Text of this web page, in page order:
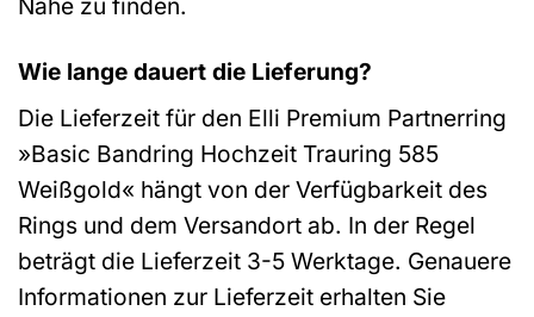
Wie lange dauert die Lieferung?
Die Lieferzeit für den Elli Premium Partnerring
»Basic Bandring Hochzeit Trauring 585
Weißgold« hängt von der Verfügbarkeit des
Rings und dem Versandort ab. In der Regel
beträgt die Lieferzeit 3-5 Werktage. Genauere
Informationen zur Lieferzeit erhalten Sie